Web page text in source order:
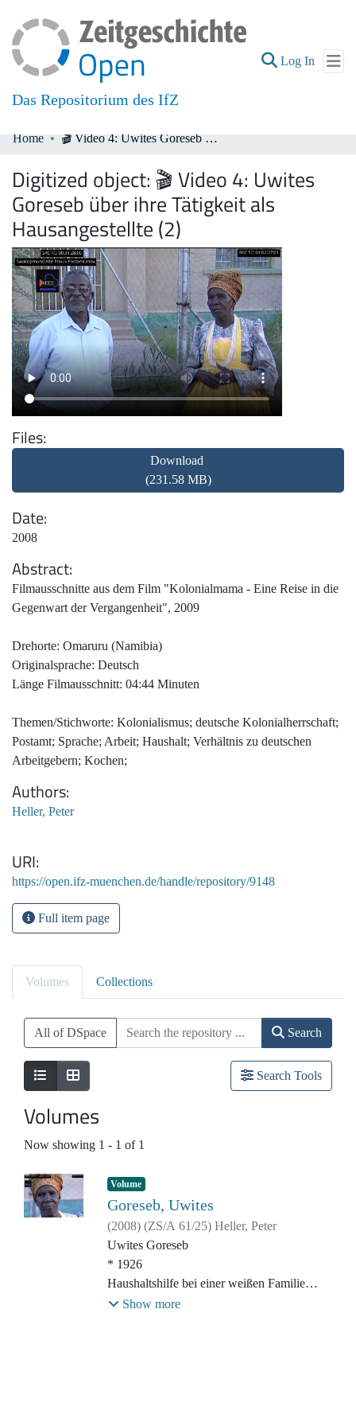
Das Repositorium des IfZ
Log In (current)
All of DSpace
Home 🎬 Video 4: Uwites Goreseb über ihre Tätigkeit als Hausangestellte (2)
Digitized object: 🎬 Video 4: Uwites
Goreseb über ihre Tätigkeit als
Hausangestellte (2)
Files
Download
(231.58 MB)
Date
2008
Abstract
Filmausschnitte aus dem Film "Kolonialmama - Eine Reise in die
Gegenwart der Vergangenheit", 2009
Drehorte: Omaruru (Namibia)
Originalsprache: Deutsch
Länge Filmausschnitt: 04:44 Minuten
Themen/Stichworte: Kolonialismus; deutsche Kolonialherrschaft;
Postamt; Sprache; Arbeit; Haushalt; Verhältnis zu deutschen
Arbeitgebern; Kochen;
Authors
Heller, Peter
URI
https://open.ifz-muenchen.de/handle/repository/9148
Full item page
Volumes Collections
All of DSpace Search
Search Tools
Volumes
Now showing 1 - 1 of 1
Volume
Goreseb, Uwites
(2008) (ZS/A 61/25) Heller, Peter
Uwites Goreseb
* 1926
Haushaltshilfe bei einer weißen Familie
Show more